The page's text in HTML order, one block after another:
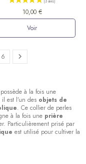
10,00 €
Voir
6
possède à la fois une
est l’un des objets de
. Ce collier de perles
à la fois une prière
Particulièrement prisé par
est utilisé pour cultiver la